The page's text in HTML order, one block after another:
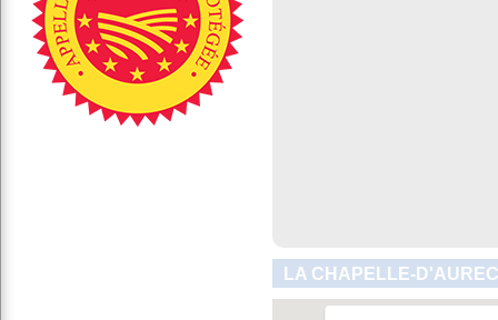
LA CHAPELLE-